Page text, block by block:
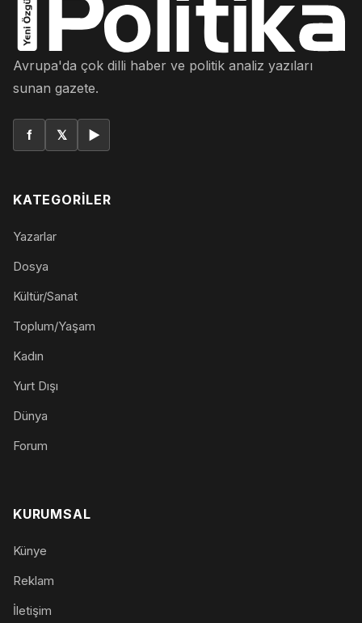
Avrupa'da çok dilli haber ve politik analiz yazıları
sunan gazete.
f 𝕏 ▶
KATEGORILER
Yazarlar
Dosya
Kültür/Sanat
Toplum/Yaşam
Kadın
Yurt Dışı
Dünya
Forum
KURUMSAL
Künye
Reklam
İletişim